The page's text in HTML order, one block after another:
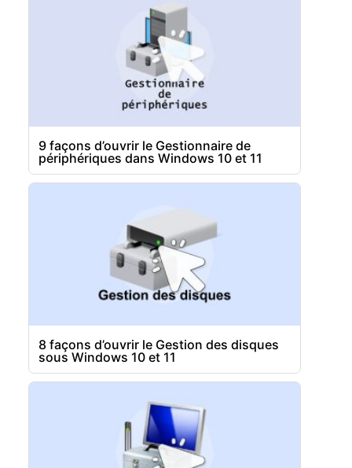
9 façons d’ouvrir le Gestionnaire de
périphériques dans Windows 10 et 11
8 façons d’ouvrir le Gestion des disques
sous Windows 10 et 11